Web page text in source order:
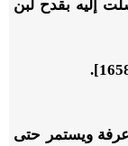
إليه بقدح لبن
عرفة ويستمر حتى